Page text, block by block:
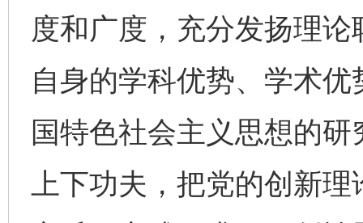
度和广度，充分发扬理
自身的学科优势、学术
国特色社会主义思想的
上下功夫，把党的创新